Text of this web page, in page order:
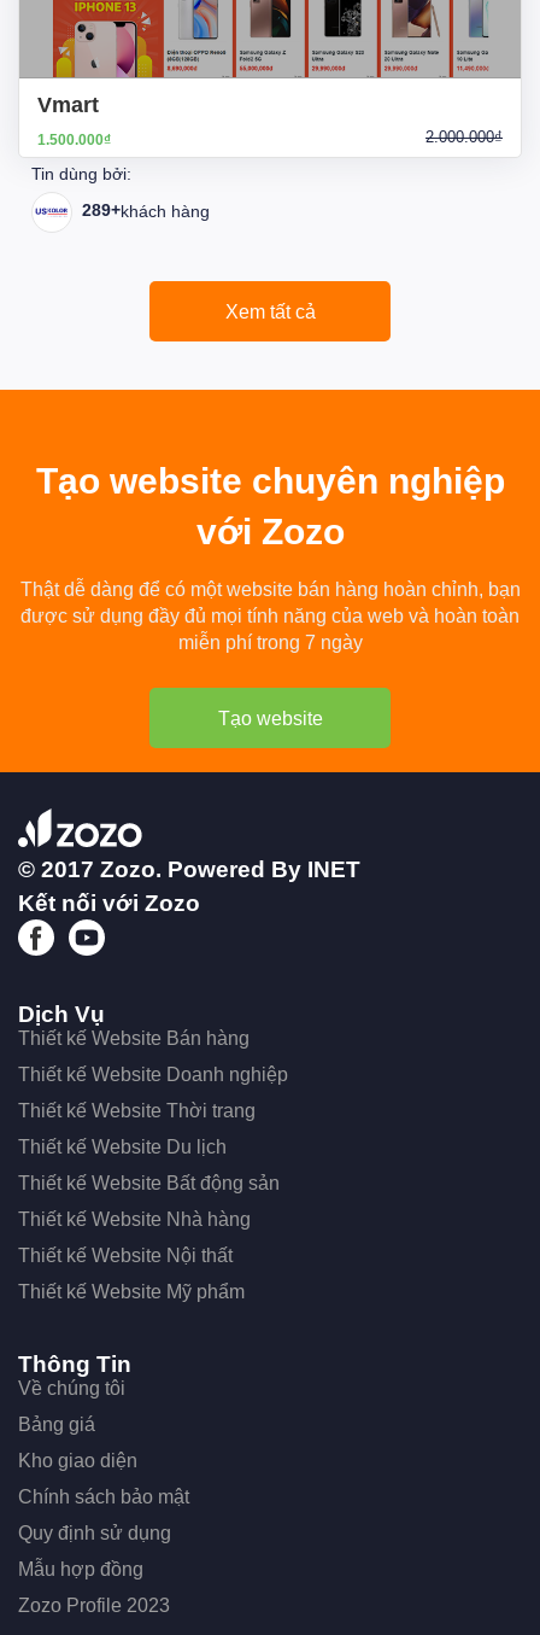
Vmart
1.500.000₫ 2.000.000₫
Tin dùng bởi:
289+khách hàng
Xem tất cả
Tạo website chuyên nghiệp
với Zozo
Thật dễ dàng để có một website bán hàng hoàn chỉnh, bạn
được sử dụng đầy đủ mọi tính năng của web và hoàn toàn
miễn phí trong 7 ngày
Tạo website
© 2017 Zozo. Powered By INET
Kết nối với Zozo
Dịch Vụ
Thiết kế Website Bán hàng
Thiết kế Website Doanh nghiệp
Thiết kế Website Thời trang
Thiết kế Website Du lịch
Thiết kế Website Bất động sản
Thiết kế Website Nhà hàng
Thiết kế Website Nội thất
Thiết kế Website Mỹ phẩm
Thông Tin
Về chúng tôi
Bảng giá
Kho giao diện
Chính sách bảo mật
Quy định sử dụng
Mẫu hợp đồng
Zozo Profile 2023